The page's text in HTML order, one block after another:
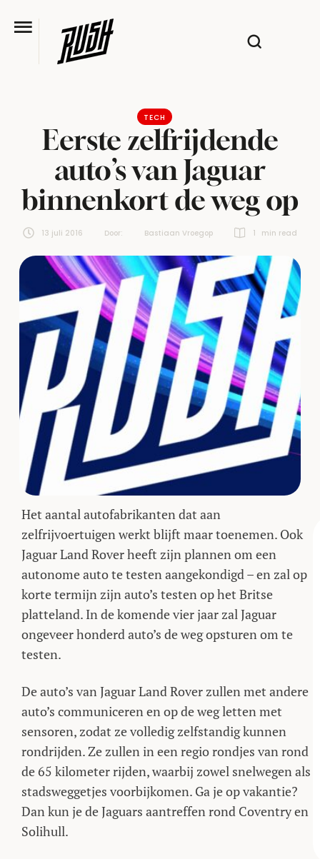
TECH
Eerste zelfrijdende
auto’s van Jaguar
binnenkort de weg op
13 juli 2016 Door: Bastiaan Vroegop 1 min read
Het aantal autofabrikanten dat aan
zelfrijvoertuigen werkt blijft maar toenemen. Ook
Jaguar Land Rover heeft zijn plannen om een
autonome auto te testen aangekondigd – en zal op
korte termijn zijn auto’s testen op het Britse
platteland. In de komende vier jaar zal Jaguar
ongeveer honderd auto’s de weg opsturen om te
testen.
De auto’s van Jaguar Land Rover zullen met andere
auto’s communiceren en op de weg letten met
sensoren, zodat ze volledig zelfstandig kunnen
rondrijden. Ze zullen in een regio rondjes van rond
de 65 kilometer rijden, waarbij zowel snelwegen als
stadsweggetjes voorbijkomen. Ga je op vakantie?
Dan kun je de Jaguars aantreffen rond Coventry en
Solihull.